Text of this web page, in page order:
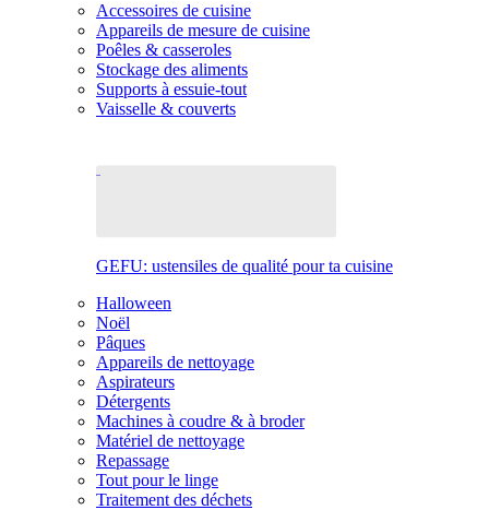
Accessoires de cuisine
Appareils de mesure de cuisine
Poêles & casseroles
Stockage des aliments
Supports à essuie-tout
Vaisselle & couverts
GEFU: ustensiles de qualité pour ta cuisine
Halloween
Noël
Pâques
Appareils de nettoyage
Aspirateurs
Détergents
Machines à coudre & à broder
Matériel de nettoyage
Repassage
Tout pour le linge
Traitement des déchets